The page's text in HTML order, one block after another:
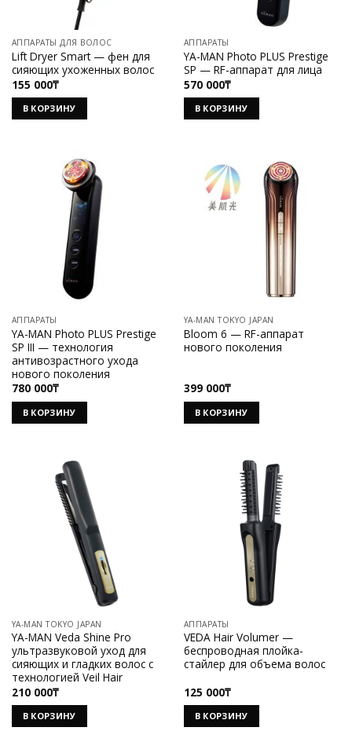
АППАРАТЫ ДЛЯ ВОЛОС
Lift Dryer Smart — фен для
сияющих ухоженных волос
155 000₸
В КОРЗИНУ
АППАРАТЫ
YA-MAN Photo PLUS Prestige
SP — RF-аппарат для лица
570 000₸
В КОРЗИНУ
АППАРАТЫ
YA-MAN Photo PLUS Prestige
SP III — технология
антивозрастного ухода
нового поколения
780 000₸
В КОРЗИНУ
YA-MAN TOKYO JAPAN
Bloom 6 — RF-аппарат
нового поколения
399 000₸
В КОРЗИНУ
YA-MAN TOKYO JAPAN
YA-MAN Veda Shine Pro
ультразвуковой уход для
сияющих и гладких волос с
технологией Veil Hair
210 000₸
В КОРЗИНУ
АППАРАТЫ
VEDA Hair Volumer —
беспроводная плойка-
стайлер для объема волос
125 000₸
В КОРЗИНУ